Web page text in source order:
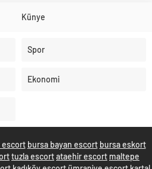
Künye
Spor
Ekonomi
escort bursa bayan escort bursa eskort
tuzla escortataehir escort maltepe